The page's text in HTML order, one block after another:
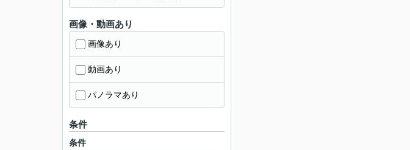
画像・動画あり
画像あり
動画あり
パノラマあり
条件
条件